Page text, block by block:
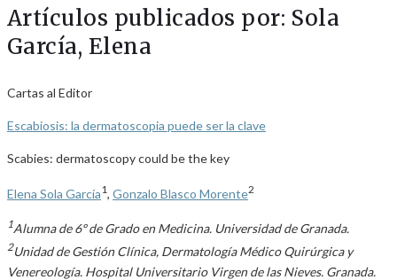
Artículos publicados por: Sola
García, Elena
Cartas al Editor
Escabiosis: la dermatoscopia puede ser la clave
Scabies: dermatoscopy could be the key
Elena Sola García1, Gonzalo Blasco Morente2
1Alumna de 6º de Grado en Medicina. Universidad de Granada.
2Unidad de Gestión Clínica, Dermatología Médico Quirúrgica y
Venereología. Hospital Universitario Virgen de las Nieves. Granada.